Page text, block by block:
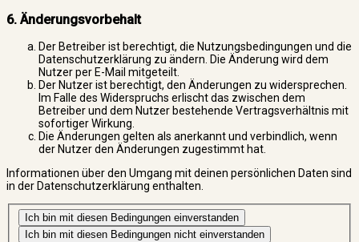
6. Änderungsvorbehalt
Der Betreiber ist berechtigt, die Nutzungsbedingungen und die
Datenschutzerklärung zu ändern. Die Änderung wird dem
Nutzer per E-Mail mitgeteilt.
Der Nutzer ist berechtigt, den Änderungen zu widersprechen.
Im Falle des Widerspruchs erlischt das zwischen dem
Betreiber und dem Nutzer bestehende Vertragsverhältnis mit
sofortiger Wirkung.
Die Änderungen gelten als anerkannt und verbindlich, wenn
der Nutzer den Änderungen zugestimmt hat.
Informationen über den Umgang mit deinen persönlichen Daten sind
in der Datenschutzerklärung enthalten.